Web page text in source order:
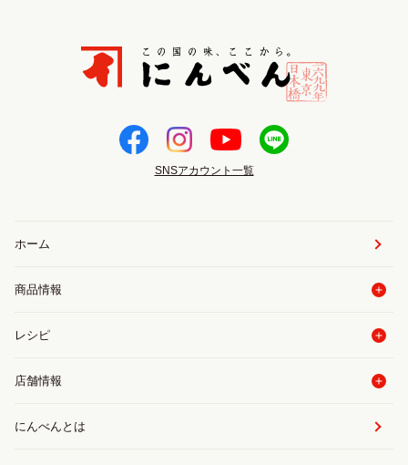
SNSアカウント一覧
ホーム
商品情報
レシピ
店舗情報
にんべんとは